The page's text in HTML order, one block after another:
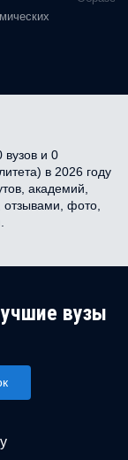
вузов и 0
в 2026 году
академий,
отзывами, фото,
вузы